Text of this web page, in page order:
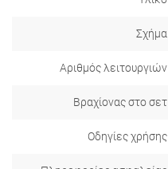
Σχήμα
Αριθμός λειτουργιών
Βραχίονας στο σετ
Οδηγίες χρήσης